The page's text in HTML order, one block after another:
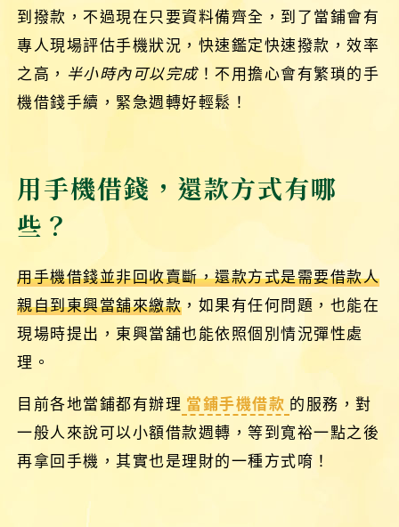
到撥款，不過現在只要資料備齊全，到了當鋪會有
專人現場評估手機狀況，快速鑑定快速撥款，效率
之高， 半小時內可以完成！不用擔心會有繁瑣的手
機借錢手續，緊急週轉好輕鬆！
用手機借錢，還款方式有哪
些？
用手機借錢並非回收賣斷，還款方式是需要借款人
親自到東興當舖來繳款 ，如果有任何問題，也能在
現場時提出，東興當舖也能依照個別情況彈性處
理。
目前各地當鋪都有辦理 當鋪手機借款 的服務，對
一般人來說可以小額借款週轉，等到寬裕一點之後
再拿回手機，其實也是理財的一種方式唷！